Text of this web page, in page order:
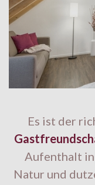
Es ist der
Aufenthalt
Natur und